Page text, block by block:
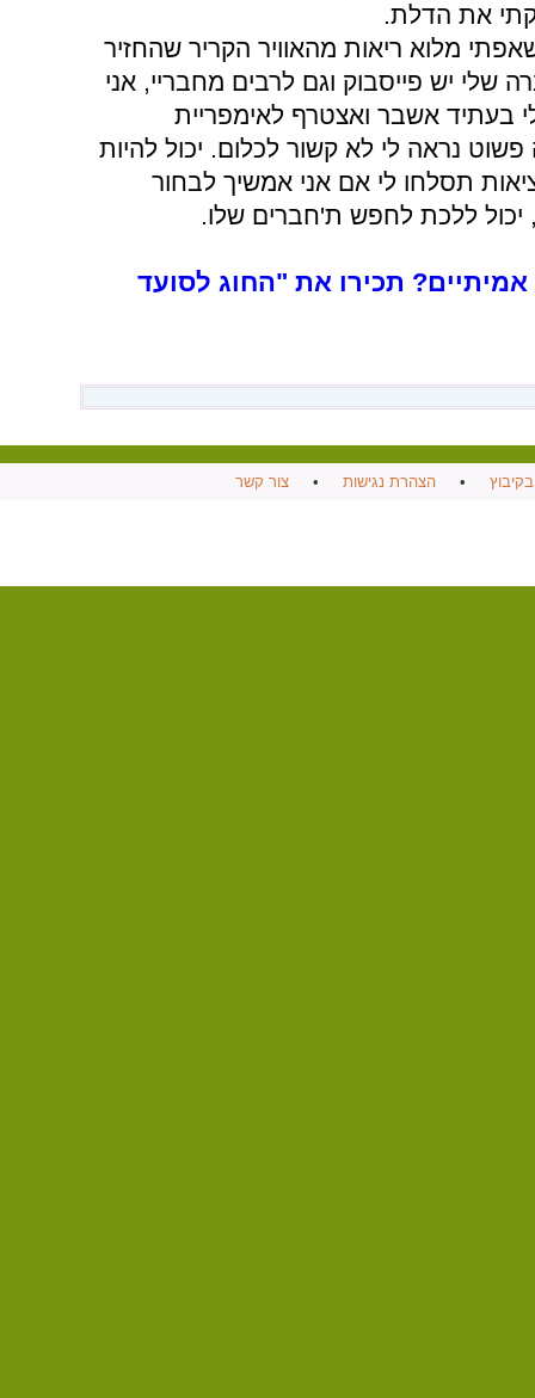
את הדלת.
מלוא ריאות מהאוויר הקריר שהחזיר
שלי יש פייסבוק וגם לרבים מחבריי, אני
בעתיד אשבר ואצטרף לאימפריית
נראה לי לא קשור לכלום. יכול להיות
תסלחו לי אם אני אמשיך לבחור
יכול ללכת לחפש ת'חברים שלו.
תכירו את "החוג לסועד
•הצהרת נגישות •צור קשר